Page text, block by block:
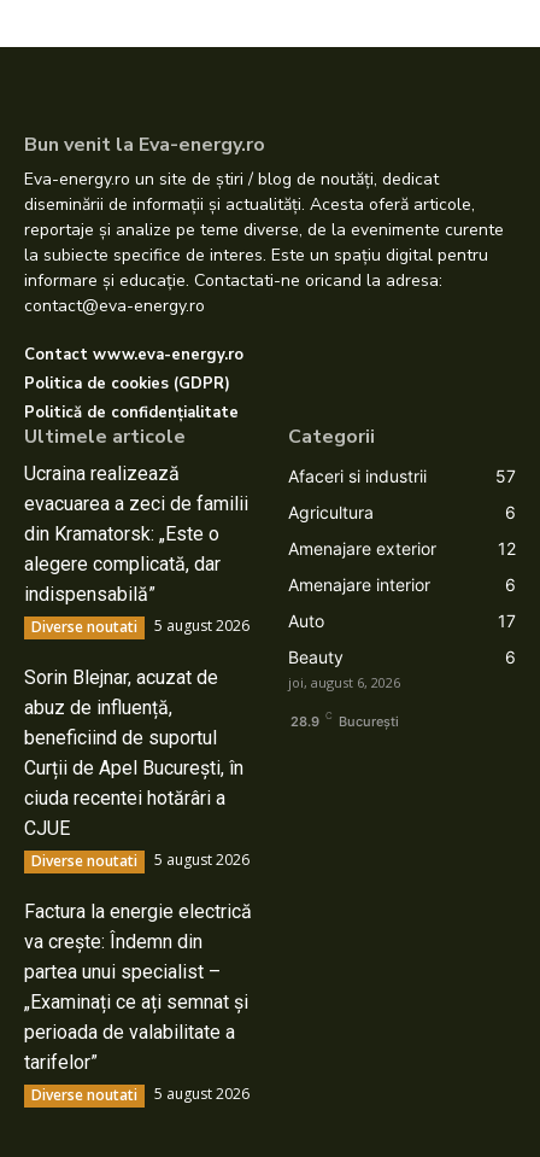
Bun venit la Eva-energy.ro
Eva-energy.ro un site de știri / blog de noutăți, dedicat
diseminării de informații și actualități. Acesta oferă articole,
reportaje și analize pe teme diverse, de la evenimente curente
la subiecte specifice de interes. Este un spațiu digital pentru
informare și educație. Contactati-ne oricand la adresa:
contact@eva-energy.ro
Contact www.eva-energy.ro
Politica de cookies (GDPR)
Politică de confidențialitate
Ultimele articole
Ucraina realizează
evacuarea a zeci de familii
din Kramatorsk: „Este o
alegere complicată, dar
indispensabilă”
Diverse noutati 5 august 2026
Sorin Blejnar, acuzat de
abuz de influență,
beneficiind de suportul
Curții de Apel București, în
ciuda recentei hotărâri a
CJUE
Diverse noutati 5 august 2026
Factura la energie electrică
va crește: Îndemn din
partea unui specialist –
„Examinați ce ați semnat și
perioada de valabilitate a
tarifelor”
Diverse noutati 5 august 2026
Categorii
Afaceri si industrii
57
Agricultura
6
Amenajare exterior
12
Amenajare interior
6
Auto
17
Beauty
6
joi, august 6, 2026
28.9 C București